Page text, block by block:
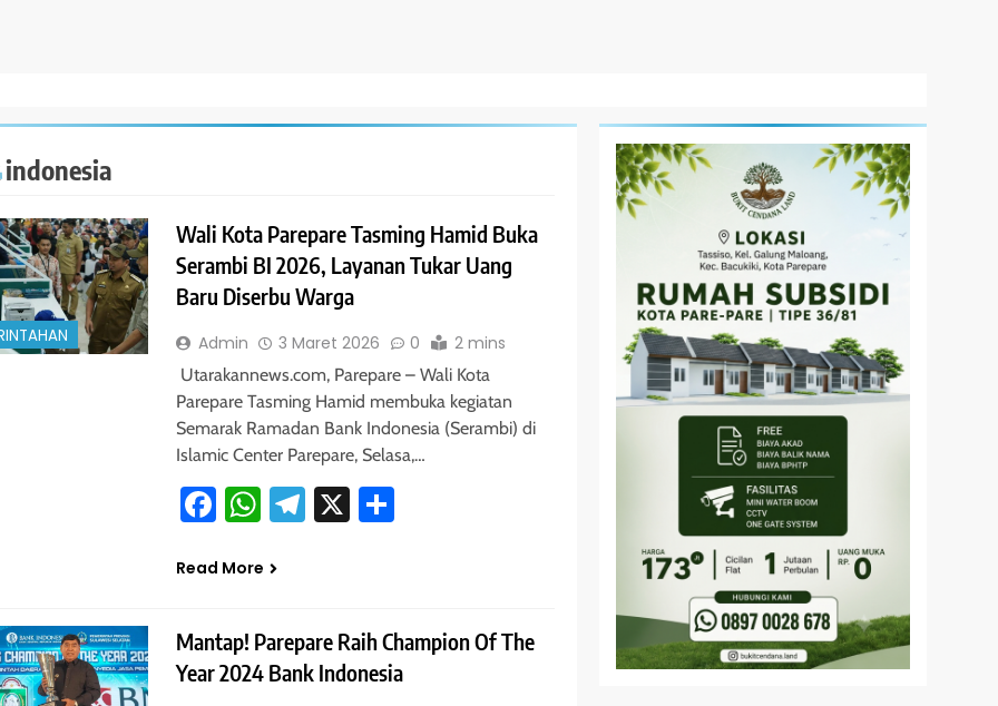
Wali Kota Parepare Tasming Hamid Buka
Serambi BI 2026, Layanan Tukar Uang
Baru Diserbu Warga
Admin 3 Maret 2026 0 2 mins
Utarakannews.com, Parepare – Wali Kota
Parepare Tasming Hamid membuka kegiatan
Semarak Ramadan Bank Indonesia (Serambi) di
Islamic Center Parepare, Selasa,…
Facebook
WhatsApp
Telegram
X Share
Read More
Mantap! Parepare Raih Champion Of The
Year 2024 Bank Indonesia